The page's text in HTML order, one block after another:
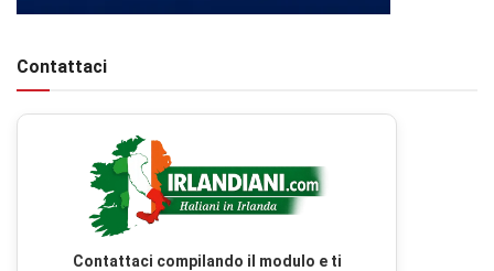
Contattaci
Contattaci compilando il modulo e ti